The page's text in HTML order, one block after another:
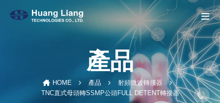
產品
HOME 產品
射頻微波轉接器
TNC直式母頭轉SSMP公頭FULL DETENT轉接器